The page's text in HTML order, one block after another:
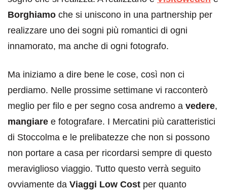
Borghiamo che si uniscono in una partnership per
realizzare uno dei sogni più romantici di ogni
innamorato, ma anche di ogni fotografo.
Ma iniziamo a dire bene le cose, così non ci
perdiamo. Nelle prossime settimane vi racconterò
meglio per filo e per segno cosa andremo a vedere,
mangiare e fotografare. I Mercatini più caratteristici
di Stoccolma e le prelibatezze che non si possono
non portare a casa per ricordarsi sempre di questo
meraviglioso viaggio. Tutto questo verrà seguito
ovviamente da Viaggi Low Cost per quanto